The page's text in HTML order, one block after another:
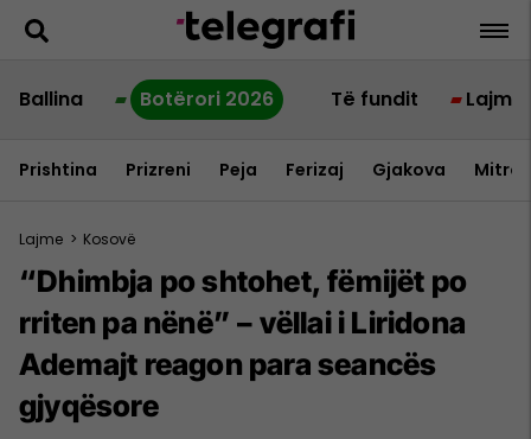
Ballina Botërori 2026 Të fundit Lajme
Prishtina Prizreni Peja Ferizaj Gjakova
Lajme > Kosovë
“Dhimbja po shtohet, fëmijët po
rriten pa nënë” – vëllai i Liridona
Ademajt reagon para seancës
gjyqësore